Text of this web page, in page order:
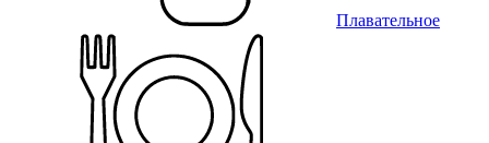
Плавательное